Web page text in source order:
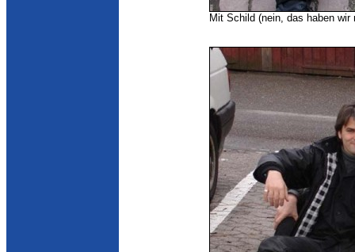
Mit Schild (nein, das haben